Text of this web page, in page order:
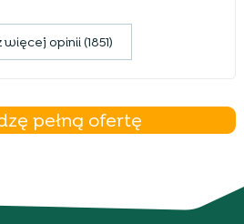
więcej opinii (1851)
pełną ofertę